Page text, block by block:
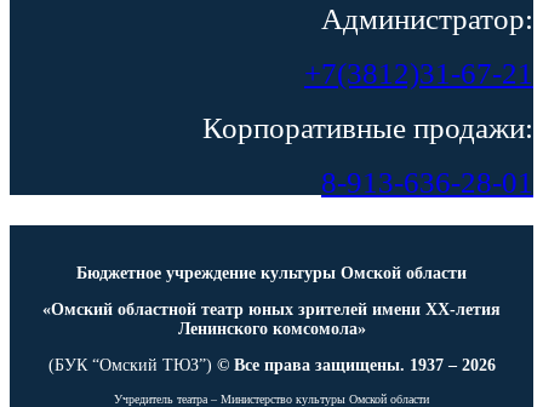
Администратор:
+7(3812)31-67-21
Корпоративные продажи:
8-913-636-28-01
Бюджетное учреждение культуры Омской области
«Омский областной театр юных зрителей имени ХХ-летия
Ленинского комсомола»
(БУК “Омский ТЮЗ”) © Все права защищены. 1937 – 2026
Учредитель театра – Министерство культуры Омской области